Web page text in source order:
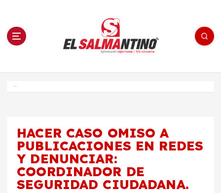
n El Salmantino - medios/noticias/editorial
HACER CASO OMISO A
PUBLICACIONES EN REDES
Y DENUNCIAR:
COORDINADOR DE
SEGURIDAD CIUDADANA.